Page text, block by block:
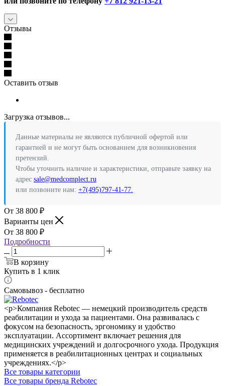
Отзывы
Оставить отзыв
Загрузка отзывов...
Данные материалы не являются публичной офертой или
гарантией и не могут быть основанием для возникновения
претензий.
Чтобы уточнить наличие и характеристики, отправьте заявку на
адрес sale@medcomplect.ru
или позвоните нам: +7(495)797-41-77.
38 800 ₽
Варианты цен
38 800 ₽
Подробности
В корзину
Купить в 1 клик
Самовывоз - бесплатно
<p>Компания Rebotec — немецкий производитель средств
реабилитации и ухода за пациентами. Она развивалась с
фокусом на безопасность, эргономику и удобство
эксплуатации. Ассортимент включает решения для
медицинских учреждений и долгосрочного ухода. Продукция
применяется в реабилитационных центрах и социальных
учреждениях.</p>
Все товары категории
Все товары бренда Rebotec